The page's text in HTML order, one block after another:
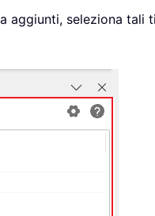
aggiunti, seleziona tali